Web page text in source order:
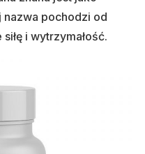
nazwa pochodzi od
i wytrzymałość.